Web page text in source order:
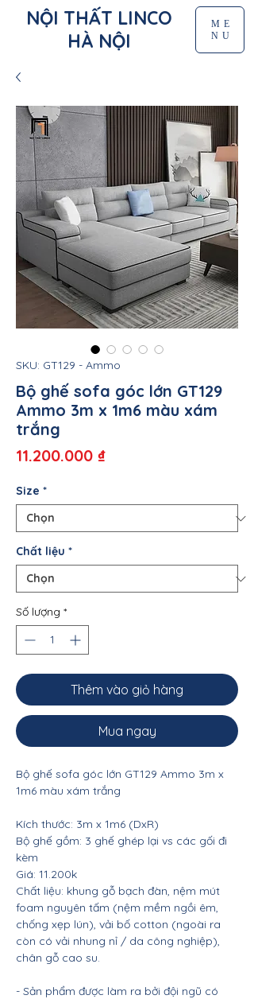
NỘI THẤT LINCO
HÀ NỘI
ME
NU
SKU: GT129 - Ammo
Bộ ghế sofa góc lớn GT129
Ammo 3m x 1m6 màu xám
trắng
11.200.000 ₫Giá
Size *
Chất liệu *
Số lượng *
Thêm vào giỏ hàng
Mua ngay
Bộ ghế sofa góc lớn GT129 Ammo 3m x
1m6 màu xám trắng
Kích thước: 3m x 1m6 (DxR)
Bộ ghế gồm: 3 ghế ghép lại vs các gối đi
kèm
Giá: 11.200k
Chất liệu: khung gỗ bạch đàn, nệm mút
foam nguyên tấm (nệm mềm ngồi êm,
chống xẹp lún), vải bố cotton (ngoài ra
còn có vải nhung nỉ / da công nghiệp),
chân gỗ cao su.
- Sản phẩm được làm ra bởi đội ngũ có